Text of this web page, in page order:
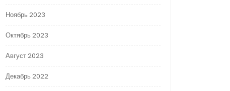
Ноябрь 2023
Октябрь 2023
Август 2023
Декабрь 2022